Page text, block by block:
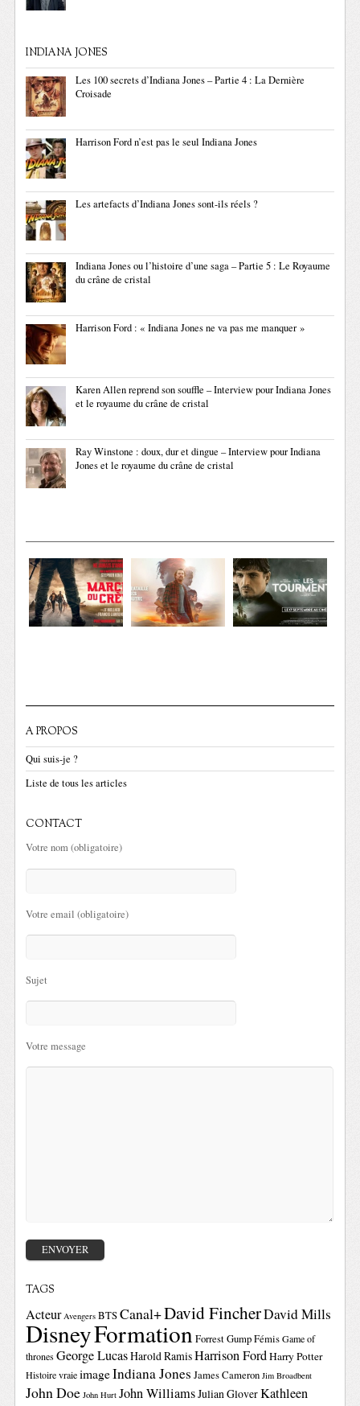
INDIANA JONES
Les 100 secrets d’Indiana Jones – Partie 4 : La Dernière
Croisade
Harrison Ford n’est pas le seul Indiana Jones
Les artefacts d’Indiana Jones sont-ils réels ?
Indiana Jones ou l’histoire d’une saga – Partie 5 : Le Royaume
du crâne de cristal
Harrison Ford : « Indiana Jones ne va pas me manquer »
Karen Allen reprend son souffle – Interview pour Indiana Jones
et le royaume du crâne de cristal
Ray Winstone : doux, dur et dingue – Interview pour Indiana
Jones et le royaume du crâne de cristal
A PROPOS
Qui suis-je ?
Liste de tous les articles
CONTACT
Votre nom (obligatoire)
Votre email (obligatoire)
Sujet
Votre message
TAGS
Acteur Avengers BTSCanal+David FincherDavid Mills
DisneyFormationForrest GumpFémis Game of
thrones George LucasHarold RamisHarrison FordHarry Potter
Histoire vraie imageIndiana Jones James Cameron Jim Broadbent
John Doe John Hurt John WilliamsJulian GloverKathleen